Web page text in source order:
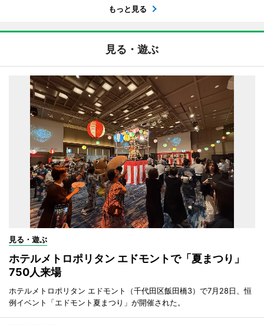
もっと見る
見る・遊ぶ
見る・遊ぶ
ホテルメトロポリタン エドモントで「夏まつり」
750人来場
ホテルメトロポリタン エドモント（千代田区飯田橋3）で7月28日、恒
例イベント「エドモント夏まつり」が開催された。